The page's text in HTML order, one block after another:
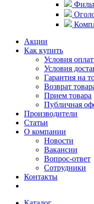
Акции
Как купить
Условия
Условия
Гарантия на
Возврат
Прием товара
Публичная
Производители
Статьи
О компании
Новости
Вакансии
Вопрос-ответ
Сотрудники
Контакты